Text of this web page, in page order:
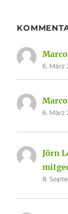
6. März
6. März
Jörn
8.